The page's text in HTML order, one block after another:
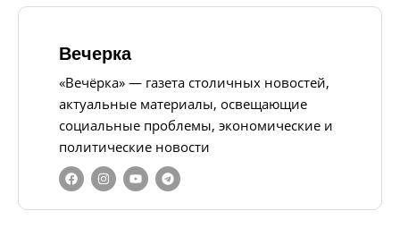
Вечерка
«Вечёрка» — газета столичных новостей,
актуальные материалы, освещающие
социальные проблемы, экономические и
политические новости